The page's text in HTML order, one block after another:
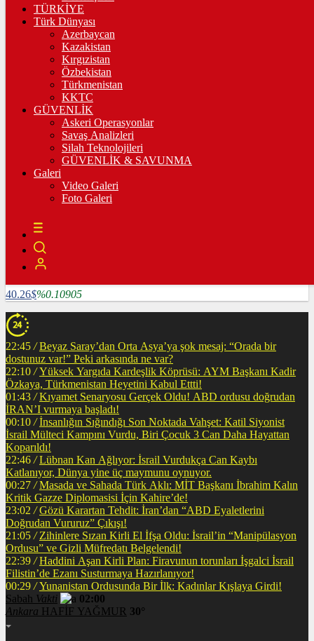
3.335,67%0,36
%-0,03
BİTCOİN
4782585฿%1.64124
LİTECOİN
%5.25507
ETHEREUM
%6.0715
RİPPLE
118.86%2.16847
TETHER
40.26$%0.10905
TÜRKİYE
Türk Dünyası
Azerbaycan
Kazakistan
Kırgızistan
Özbekistan
Türkmenistan
KKTC
GÜVENLİK
Askeri Operasyonlar
Savaş Analizleri
Silah Teknolojileri
GÜVENLİK & SAVUNMA
Galeri
Video Galeri
Foto Galeri
22:45 / Beyaz Saray’dan Orta Asya’ya şok mesaj: “Orada bir
dostunuz var!” Peki arkasında ne var?
22:10 / Yüksek Yargıda Kardeşlik Köprüsü: AYM Başkanı Kadir
Özkaya, Türkmenistan Heyetini Kabul Ettti!
01:43 / Kıyamet Senaryosu Gerçek Oldu! ABD ordusu doğrudan
İRAN’I vurmaya başladı!
00:10 / İnsanlığın Sığındığı Son Noktada Vahşet: Katil Siyonist
İsrail Mülteci Kampını Vurdu, Biri Çocuk 3 Can Daha Hayattan
Koparıldı!
22:46 / Lübnan Kan Ağlıyor: İsrail Vurdukça Can Kaybı
Katlanıyor, Dünya yine üç maymunu oynuyor.
00:27 / Masada ve Sahada Türk Aklı: MİT Başkanı İbrahim Kalın
Kritik Gazze Diplomasisi İçin Kahire’de!
23:02 / Gözü Karartan Tehdit: İran’dan “ABD Eyaletlerini
Doğrudan Vururuz” Çıkışı!
21:05 / Zihinlere Sızan Kirli El İfşa Oldu: İsrail’in “Manipülasyon
Ordusu” ve Gizli Müfredatı Belgelendi!
22:39 / Haddini Aşan Kirli Plan: Firavunun torunları İşgalci İsrail
Filistin’de Ezanı Susturmaya Hazırlanıyor!
00:29 / Yunanistan Ordusunda Bir İlk: Kadınlar Kışlaya Girdi!
Sabah Vakti
02:00
Ankara HAFİF YAĞMUR 30°